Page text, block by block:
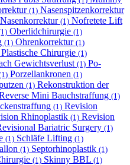
(1) Nasenspitzenkorrektur
(1) Nofretete Lift
Oberlidchirurgie (1)
(1) Ohrenkorrektur (1)
Plastische Chirurgie (1)
Gewichtsverlust (1) Po-
Porzellankronen (1)
(1) Rekonstruktion der
Mini Bauchstraffung (1)
(1) Revision
Rhinoplastik (1) Revision
Bariatric Surgery (1)
(1) Schläfe Lifting (1)
(1) Septorhinoplastik (1)
(1) Skinny BBL (1)